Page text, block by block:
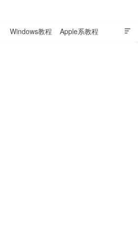

Windows教程 Apple系教程